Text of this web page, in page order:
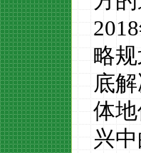
2018
略
底
体
兴